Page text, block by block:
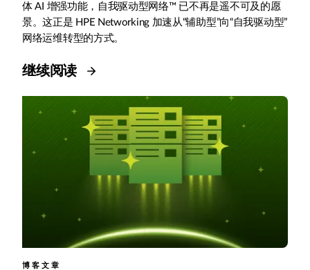
体 AI 增强功能，自我驱动型网络™ 已不再是遥不可及的愿
景。这正是 HPE Networking 加速从“辅助型”向“自我驱动型”
网络运维转型的方式。
继续阅读
博客文章